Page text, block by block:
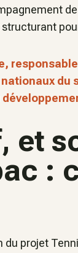
du
et
:
du projet